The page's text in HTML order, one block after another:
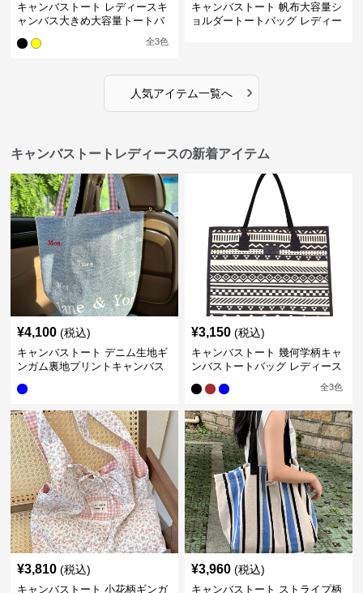
キャンバストート レディースキ
ャンバス大きめ大容量トートバ
全3色
キャンバストート 帆布大容量シ
ョルダートートバッグ レディー
人気アイテム一覧へ ›
キャンバストートレディースの新着アイテム
¥4,100 (税込)
キャンバストート デニム生地ギ
ンガム裏地プリントキャンバス
¥3,150 (税込)
キャンバストート 幾何学柄キャ
ンバストートバッグ レディース
全3色
¥3,810 (税込)
キャンバストート 小花柄ギンガ
¥3,960 (税込)
キャンバストート ストライプ柄